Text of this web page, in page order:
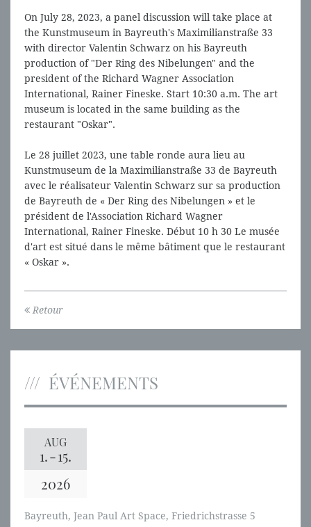
On July 28, 2023, a panel discussion will take place at
the Kunstmuseum in Bayreuth's Maximilianstraße 33
with director Valentin Schwarz on his Bayreuth
production of "Der Ring des Nibelungen" and the
president of the Richard Wagner Association
International, Rainer Fineske. Start 10:30 a.m. The art
museum is located in the same building as the
restaurant "Oskar".
Le 28 juillet 2023, une table ronde aura lieu au
Kunstmuseum de la Maximilianstraße 33 de Bayreuth
avec le réalisateur Valentin Schwarz sur sa production
de Bayreuth de « Der Ring des Nibelungen » et le
président de l'Association Richard Wagner
International, Rainer Fineske. Début 10 h 30 Le musée
d'art est situé dans le même bâtiment que le restaurant
« Oskar ».
Retour
ÉVÉNEMENTS
AUG
1.-15.
2026
Bayreuth, Jean Paul Art Space, Friedrichstrasse 5